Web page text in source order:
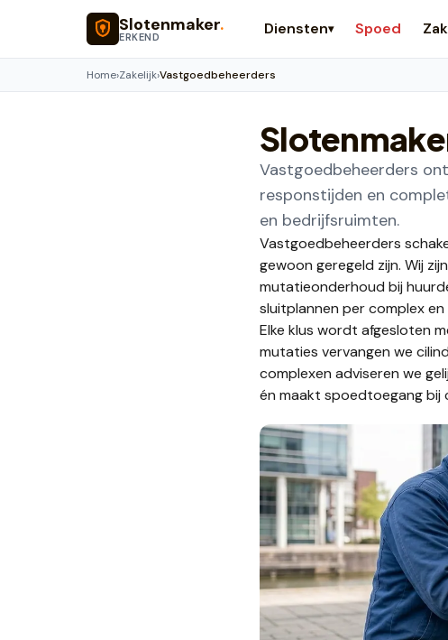
Naar hoofdinhoud
Slotenmaker.
ERKEND Diensten▾ Spoed
Home›Zakelijk›Vastgoedbeheerders
Vastgoedbeheerders
responstijden en
en bedrijfsruimten.
Vastgoedbeheerders
gewoon geregeld zijn. Wij
mutatieonderhoud bij
sluitplannen per complex
Elke klus wordt afgesloten
mutaties vervangen we
complexen adviseren we
én maakt spoedtoegang bij